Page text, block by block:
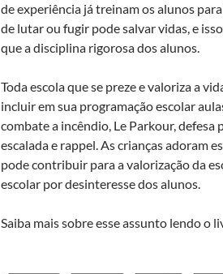
de experiência já treinam os alunos
de lutar ou fugir pode salvar vidas, e
que a disciplina rigorosa dos alunos.
Toda escola que se preze e valoriza a
incluir em sua programação escolar
combate a incêndio, Le Parkour, defesa
escalada e rappel. As crianças adoram
pode contribuir para a valorização da
escolar por desinteresse dos alunos.
Saiba mais sobre esse assunto lendo o